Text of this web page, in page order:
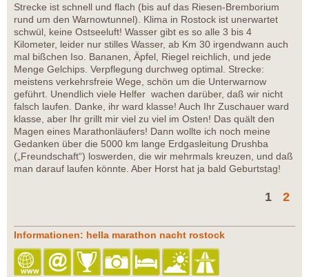
Strecke ist schnell und flach (bis auf das Riesen-Bremborium
rund um den Warnowtunnel). Klima in Rostock ist unerwartet
schwül, keine Ostseeluft! Wasser gibt es so alle 3 bis 4
Kilometer, leider nur stilles Wasser, ab Km 30 irgendwann auch
mal bißchen Iso. Bananen, Äpfel, Riegel reichlich, und jede
Menge Gelchips. Verpflegung durchweg optimal. Strecke:
meistens verkehrsfreie Wege, schön um die Unterwarnow
geführt. Unendlich viele Helfer wachen darüber, daß wir nicht
falsch laufen. Danke, ihr ward klasse! Auch Ihr Zuschauer ward
klasse, aber Ihr grillt mir viel zu viel im Osten! Das quält den
Magen eines Marathonläufers! Dann wollte ich noch meine
Gedanken über die 5000 km lange Erdgasleitung Drushba
(„Freundschaft“) loswerden, die wir mehrmals kreuzen, und daß
man darauf laufen könnte. Aber Horst hat ja bald Geburtstag!
1 2
Informationen: hella marathon nacht rostock